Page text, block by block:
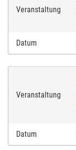
Veranstaltung
Datum
Veranstaltung
Datum